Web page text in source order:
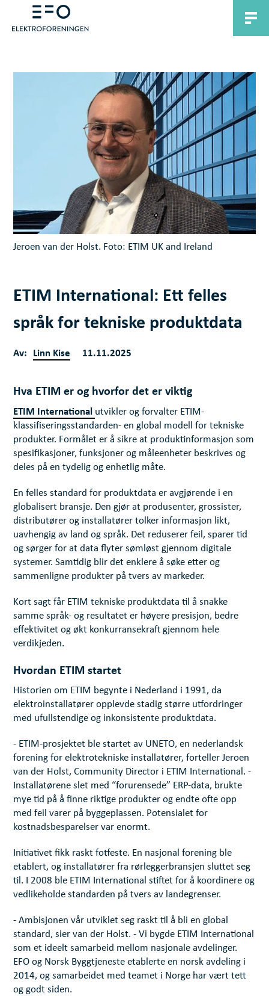
Jeroen van der Holst. Foto: ETIM UK and Ireland
ETIM International: Ett felles
språk for tekniske produktdata
Av: Linn Kise 11.11.2025
Hva ETIM er og hvorfor det er viktig
ETIM International utvikler og forvalter ETIM-
klassifiseringsstandarden- en global modell for tekniske
produkter. Formålet er å sikre at produktinformasjon som
spesifikasjoner, funksjoner og måleenheter beskrives og
deles på en tydelig og enhetlig måte.
En felles standard for produktdata er avgjørende i en
globalisert bransje. Den gjør at produsenter, grossister,
distributører og installatører tolker informasjon likt,
uavhengig av land og språk. Det reduserer feil, sparer tid
og sørger for at data flyter sømløst gjennom digitale
systemer. Samtidig blir det enklere å søke etter og
sammenligne produkter på tvers av markeder.
Kort sagt får ETIM tekniske produktdata til å snakke
samme språk- og resultatet er høyere presisjon, bedre
effektivitet og økt konkurransekraft gjennom hele
verdikjeden.
Hvordan ETIM startet
Historien om ETIM begynte i Nederland i 1991, da
elektroinstallatører opplevde stadig større utfordringer
med ufullstendige og inkonsistente produktdata.
- ETIM-prosjektet ble startet av UNETO, en nederlandsk
forening for elektrotekniske installatører, forteller Jeroen
van der Holst, Community Director i ETIM International. -
Installatørene slet med “forurensede” ERP-data, brukte
mye tid på å finne riktige produkter og endte ofte opp
med feil varer på byggeplassen. Potensialet for
kostnadsbesparelser var enormt.
Initiativet fikk raskt fotfeste. En nasjonal forening ble
etablert, og installatører fra rørleggerbransjen sluttet seg
til. I 2008 ble ETIM International stiftet for å koordinere og
vedlikeholde standarden på tvers av landegrenser.
- Ambisjonen vår utviklet seg raskt til å bli en global
standard, sier van der Holst. - Vi bygde ETIM International
som et ideelt samarbeid mellom nasjonale avdelinger.
EFO og Norsk Byggtjeneste etablerte en norsk avdeling i
2014, og samarbeidet med teamet i Norge har vært tett
og godt siden.